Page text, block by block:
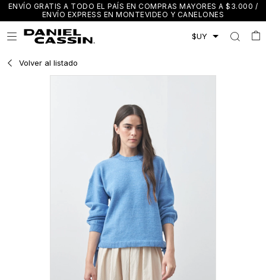
ENVÍO GRATIS A TODO EL PAÍS EN COMPRAS MAYORES A $3.000 /
ENVÍO EXPRESS EN MONTEVIDEO Y CANELONES

Volver al listado